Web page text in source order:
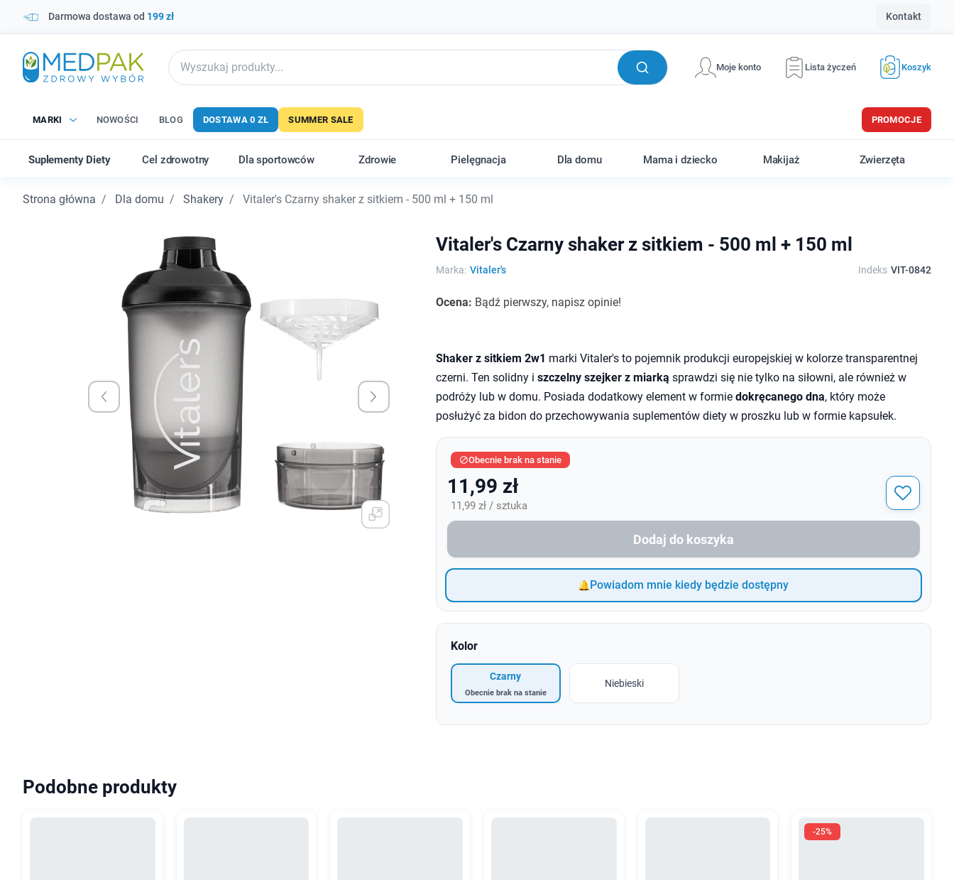
Darmowa dostawa od 199 zł Kontakt
Moje konto Lista życzeń Koszyk
MARKI NOWOŚCI BLOG DOSTAWA 0 ZŁ SUMMER SALE PROMOCJE
Suplementy Diety Cel zdrowotny Dla sportowców Zdrowie Pielęgnacja Dla domu Mama i dziecko Makijaż Zwierzęta
Strona główna Dla domu Shakery Vitaler's Czarny shaker z sitkiem - 500 ml + 150 ml
Vitaler's Czarny shaker z sitkiem - 500 ml + 150 ml
Marka: Vitaler's Indeks VIT-0842
Ocena: Bądź pierwszy, napisz opinie!
Shaker z sitkiem 2w1 marki Vitaler's to pojemnik produkcji europejskiej w kolorze transparentnej
czerni. Ten solidny i szczelny szejker z miarką sprawdzi się nie tylko na siłowni, ale również w
podróży lub w domu. Posiada dodatkowy element w formie dokręcanego dna, który może
posłużyć za bidon do przechowywania suplementów diety w proszku lub w formie kapsułek.
Obecnie brak na stanie
11,99 zł
11,99 zł / sztuka
Dodaj do koszyka
Powiadom mnie kiedy będzie dostępny
Kolor
Czarny
Obecnie brak na stanie
Niebieski
Podobne produkty
-25%